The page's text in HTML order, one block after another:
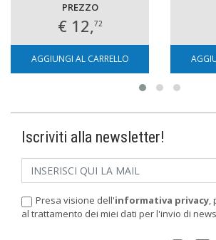
PREZZO
€ 12,72
AGGIUNGI AL CARRELLO
Iscriviti alla newsletter!
Presa visione dell'informativa privacy,
al trattamento dei miei dati per l'invio di